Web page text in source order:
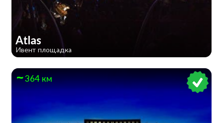
Atlas
Ивент площадка
364 км